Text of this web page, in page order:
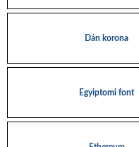
Dán korona
Egyiptomi font